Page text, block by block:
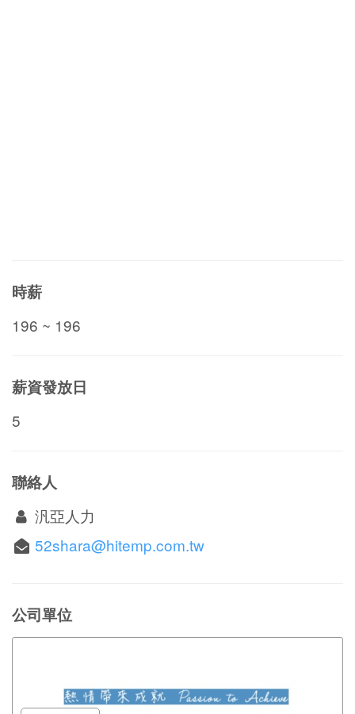
時薪
196 ~ 196
薪資發放日
5
聯絡人
汎亞人力
52shara@hitemp.com.tw
公司單位